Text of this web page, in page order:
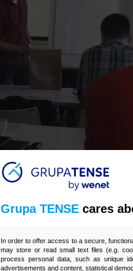
Grupa TENSE cares
In order to offer access to a secure,
may store or read small text files (e.g.
process personal data, such as unique
advertisements and content, statistical